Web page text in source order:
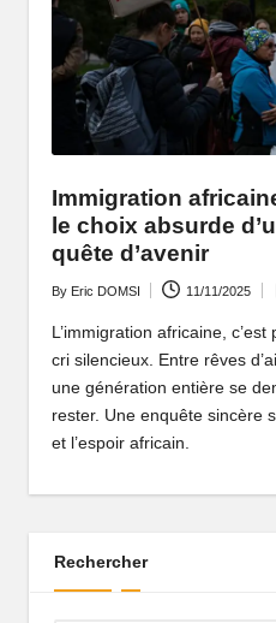
o
ai
n
A
fr
Immigration
le choix absurde
quête d’avenir
Posted
by
By Eric DOMSI 11/11/2025
L’immigration africaine, c’est
cri silencieux. Entre rêves
une génération entière se
rester. Une enquête sincère
et l’espoir africain.
Rechercher